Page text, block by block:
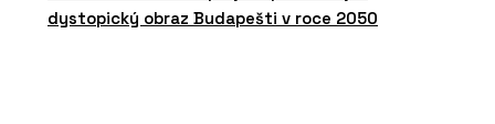
dystopický obraz Budapešti v roce 2050